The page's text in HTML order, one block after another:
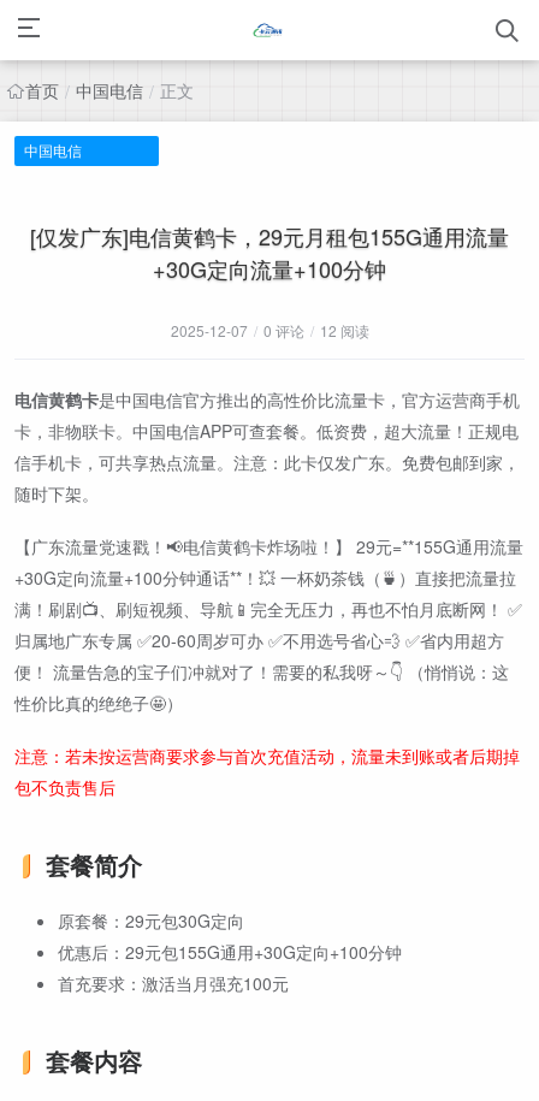
首页 / 中国电信 / 正文
中国电信
[仅发广东]电信黄鹤卡，29元月租包155G通用流量
+30G定向流量+100分钟
2025-12-07 / 0 评论 / 12 阅读
电信黄鹤卡是中国电信官方推出的高性价比流量卡，官方运营商手机
卡，非物联卡。中国电信APP可查套餐。低资费，超大流量！正规电
信手机卡，可共享热点流量。注意：此卡仅发广东。免费包邮到家，
随时下架。
【广东流量党速戳！📢电信黄鹤卡炸场啦！】 29元=**155G通用流量
+30G定向流量+100分钟通话**！💥 一杯奶茶钱（🍵）直接把流量拉
满！刷剧📺、刷短视频、导航📱完全无压力，再也不怕月底断网！ ✅
归属地广东专属 ✅20-60周岁可办 ✅不用选号省心💨 ✅省内用超方
便！ 流量告急的宝子们冲就对了！需要的私我呀～👇 （悄悄说：这
性价比真的绝绝子🤩）
注意：若未按运营商要求参与首次充值活动，流量未到账或者后期掉
包不负责售后
套餐简介
原套餐：29元包30G定向
优惠后：29元包155G通用+30G定向+100分钟
首充要求：激活当月强充100元
套餐内容